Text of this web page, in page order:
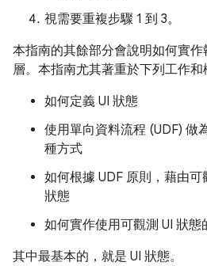
視需要重複步驟 1 到 3。
本指南的其餘部分會說明如何實
層。本指南尤其著重於下列工作和
如何定義 UI 狀態
使用單向資料流程 (UDF) 做
種方式
如何根據 UDF 原則，藉由
狀態
如何實作使用可觀測 UI 狀態
其中最基本的，就是 UI 狀態。